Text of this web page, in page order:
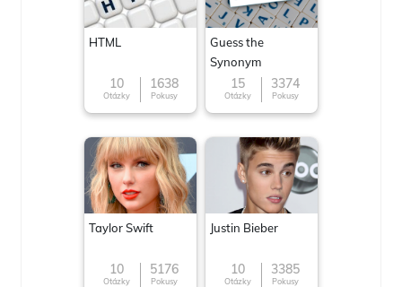
HTML
10
Otázky
1638
Pokusy
Guess the
Synonym
15
Otázky
3374
Pokusy
Taylor Swift
10
Otázky
5176
Pokusy
Justin Bieber
10
Otázky
3385
Pokusy